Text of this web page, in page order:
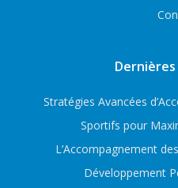
Stratégies Avancées
Sportifs pour
L’Accompagnement
Développement